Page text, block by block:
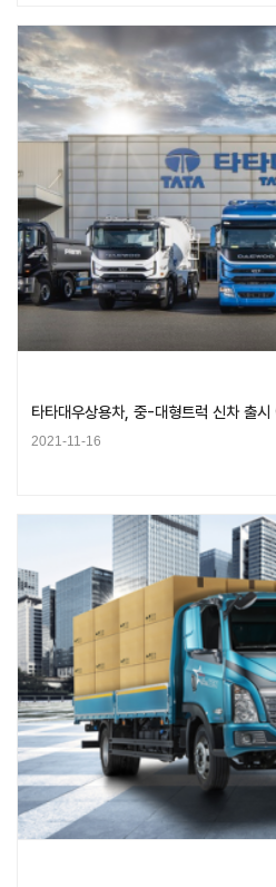
타타대우상용차, 중-대형트럭 신차 출
2021-11-16